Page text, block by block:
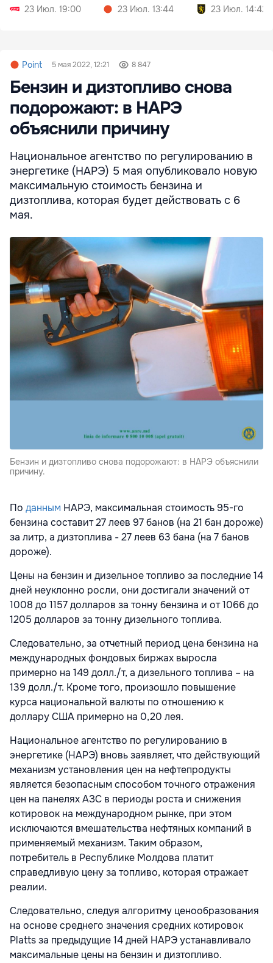
23 Июл. 19:00
23 Июл. 13:44
23 Июл. 14:42
Point 5 мая 2022, 12:21 8 847
Бензин и дизтопливо снова
подорожают: в НАРЭ
объяснили причину
Национальное агентство по регулированию в
энергетике (НАРЭ) 5 мая опубликовало новую
максимальную стоимость бензина и
дизтоплива, которая будет действовать с 6
мая.
Бензин и дизтопливо снова подорожают: в НАРЭ объяснили
причину.
По данным НАРЭ, максимальная стоимость 95-го
бензина составит 27 леев 97 банов (на 21 бан дороже)
за литр, а дизтоплива - 27 леев 63 бана (на 7 банов
дороже).
Цены на бензин и дизельное топливо за последние 14
дней неуклонно росли, они достигали значений от
1008 до 1157 долларов за тонну бензина и от 1066 до
1205 долларов за тонну дизельного топлива.
Следовательно, за отчетный период цена бензина на
международных фондовых биржах выросла
примерно на 149 долл./т, а дизельного топлива – на
139 долл./т. Кроме того, произошло повышение
курса национальной валюты по отношению к
доллару США примерно на 0,20 лея.
Национальное агентство по регулированию в
энергетике (НАРЭ) вновь заявляет, что действующий
механизм установления цен на нефтепродукты
является безопасным способом точного отражения
цен на панелях АЗС в периоды роста и снижения
котировок на международном рынке, при этом
исключаются вмешательства нефтяных компаний в
применяемый механизм. Таким образом,
потребитель в Республике Молдова платит
справедливую цену за топливо, которая отражает
реалии.
Следовательно, следуя алгоритму ценообразования
на основе среднего значения средних котировок
Platts за предыдущие 14 дней НАРЭ устанавливало
максимальные цены на бензин и дизтопливо.